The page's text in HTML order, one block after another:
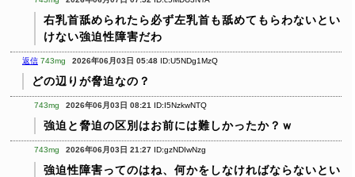
右乳首舐められたら必ず左乳首も舐めてもらわないとい
けない強迫性障害だわ
返信 743mg 2026年06月03日 05:48 ID:U5NDg1MzQ
どの辺りが脅迫なの？
743mg 2026年06月03日 08:21 ID:I5NzkwNTQ
強迫と脅迫の区別はお前には難しかったか？ｗ
743mg 2026年06月03日 21:27 ID:gzNDIwNzg
強迫性障害ってのはね、何かをしなければならないとい